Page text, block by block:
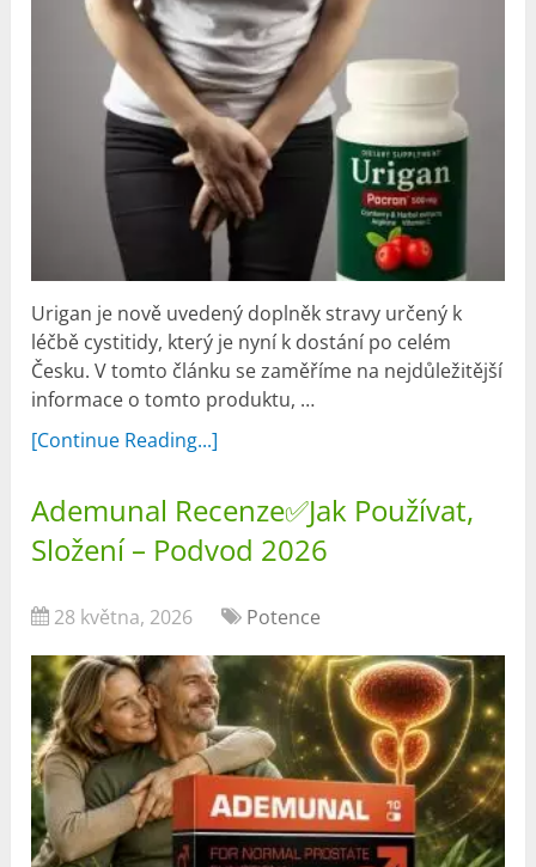
Urigan je nově uvedený doplněk stravy určený k
léčbě cystitidy, který je nyní k dostání po celém
Česku. V tomto článku se zaměříme na nejdůležitější
informace o tomto produktu, …
[Continue Reading...]
Ademunal Recenze✅Jak Používat,
Složení – Podvod 2026
28 května, 2026 Potence